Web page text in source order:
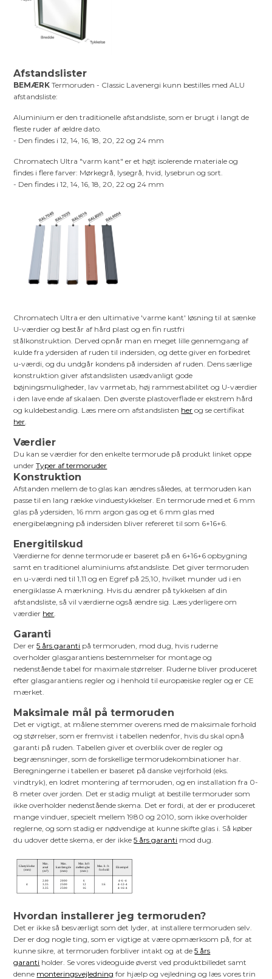
Afstandslister
BEMÆRKTermoruden - Classic Lavenergi kunn bestilles med ALU
afstandsliste:
Aluminium er den traditionelle afstandsliste, som er brugt i langt de
fleste ruder af ældre dato.
- Den findes i 12, 14, 16, 18, 20, 22 og 24 mm
Chromatech Ultra "varm kant" er et højt isolerende materiale og
findes i flere farver: Mørkegrå, lysegrå, hvid, lysebrun og sort.
- Den findes i 12, 14, 16, 18, 20, 22 og 24 mm
Chromatech Ultra er den ultimative 'varme kant' løsning til at sænke
U-værdier og består af hård plast og en fin rustfri
stålkonstruktion. Derved opnår man en meget lille gennemgang af
kulde fra ydersiden af ruden til indersiden, og dette giver en forbedret
u-værdi, og du undgår kondens på indersiden af ruden. Dens særlige
konstruktion giver afstandslisten usædvanligt gode
bøjningsmuligheder, lav varmetab, høj rammestabilitet og U-værdier
i den lave ende af skalaen. Den øverste plastoverflade er ekstrem hård
og kuldebestandig. Læs mere om afstandslisten her og se certifikat
her
Værdier
Du kan se værdier for den enkelte termorude på produkt linket oppe
underTyper af termoruder
Konstruktion
Afstanden mellem de to glas kan ændres således, at termoruden kan
passe til en lang række vinduestykkelser. En termorude med et 6 mm
glas på ydersiden, 16 mm argon gas og et 6 mm glas med
energibelægning på indersiden bliver refereret til som 6+16+6.
Energitilskud
Værdierne for denne termorude er baseret på en 6+16+6 opbygning
samt en traditionel aluminiums afstandsliste. Det giver termoruden
en u-værdi ned til 1,11 og en Egref på 25,10, hvilket munder ud i en
energiklasse A mærkning. Hvis du ændrer på tykkelsen af din
afstandsliste, så vil værdierne også ændre sig. Læs yderligere om
værdier her
Garanti
Der er5 års garanti på termoruden, mod dug, hvis ruderne
overholder glasgarantiens bestemmelser for montage og
nedenstående tabel for maximale størrelser. Ruderne bliver produceret
efter glasgarantiens regler og i henhold til europæiske regler og er CE
mærket.
Maksimale mål på termoruden
Det er vigtigt, at målene stemmer overens med de maksimale forhold
og størrelser, som er fremvist i tabellen nedenfor, hvis du skal opnå
garanti på ruden. Tabellen giver et overblik over de regler og
begrænsninger, som de forskellige termorudekombinationer har.
Beregningerne i tabellen er baseret på danske vejrforhold (eks.
vindtryk), en lodret montering af termoruden, og en installation fra 0-
8 meter over jorden. Det er stadig muligt at bestille termoruder som
ikke overholder nedenstående skema. Det er fordi, at der er produceret
mange vinduer, specielt mellem 1980 og 2010, som ikke overholder
reglerne, og som stadig er nødvendige at kunne skifte glas i. Så køber
du udover dette skema, er der ikke5 års garanti mod dug.
Hvordan installerer jeg termoruden?
Det er ikke så besværligt som det lyder, at installere termoruden selv.
Der er dog nogle ting, som er vigtige at være opmærksom på, for at
kunne sikre, at termoruden forbliver intakt og at de5 års
garanti holder. Se vores videoguide øverst ved produktbilledet samt
denne monteringsvejledning for hjælp og vejledning og læs vores trin